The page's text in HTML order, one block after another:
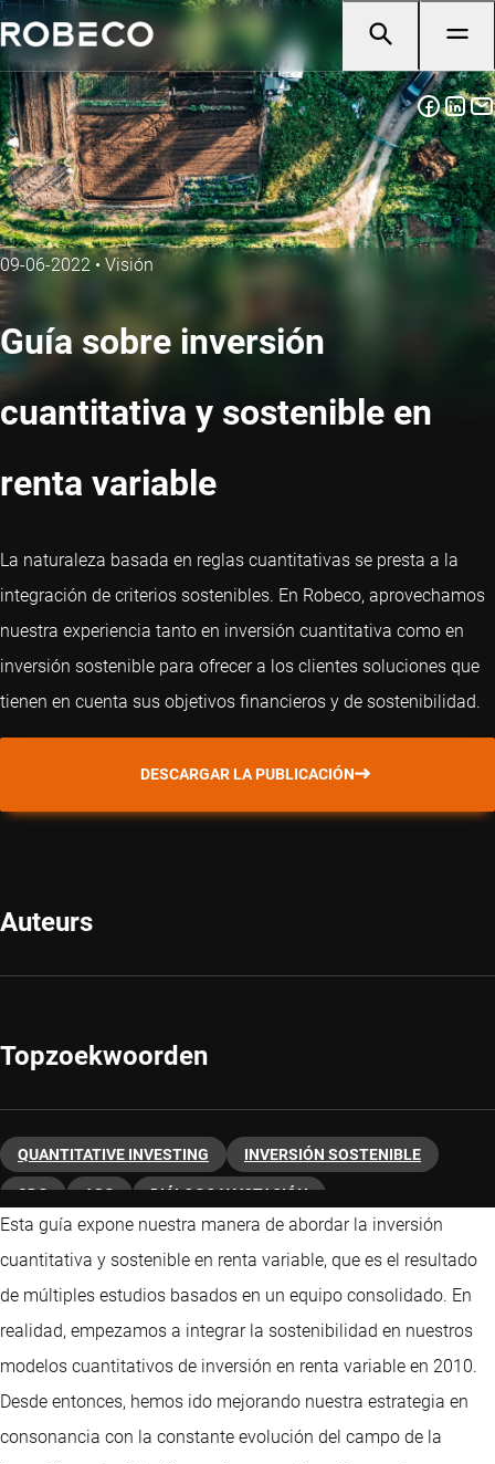
09-06-2022• Visión
Guía sobre inversión
cuantitativa y sostenible en
renta variable
La naturaleza basada en reglas cuantitativas se presta a la
integración de criterios sostenibles. En Robeco, aprovechamos
nuestra experiencia tanto en inversión cuantitativa como en
inversión sostenible para ofrecer a los clientes soluciones que
tienen en cuenta sus objetivos financieros y de sostenibilidad.
DESCARGAR LA PUBLICACIÓN
Auteurs
Topzoekwoorden
QUANTITATIVE INVESTING INVERSIÓN SOSTENIBLE
SDG ASG DIÁLOGO Y VOTACIÓN
CAMBIO CLIMÁTICO TITULARIDAD ACTIVA
Esta guía expone nuestra manera de abordar la inversión
cuantitativa y sostenible en renta variable, que es el resultado
de múltiples estudios basados en un equipo consolidado. En
realidad, empezamos a integrar la sostenibilidad en nuestros
modelos cuantitativos de inversión en renta variable en 2010.
Desde entonces, hemos ido mejorando nuestra estrategia en
consonancia con la constante evolución del campo de la